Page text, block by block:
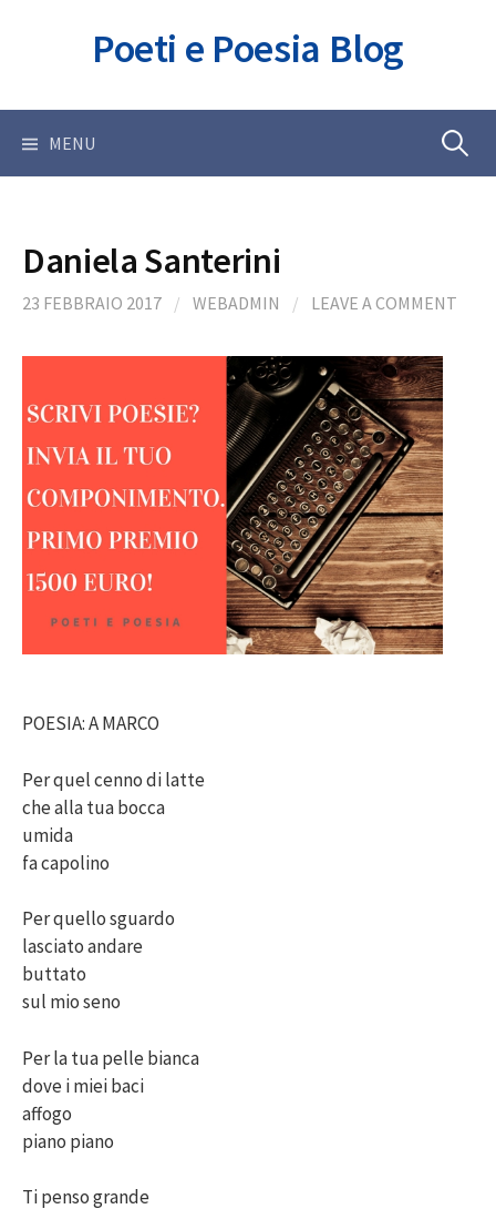
Poeti e Poesia Blog
MENU Ricerca
Daniela Santerini
23 FEBBRAIO 2017 / WEBADMIN / LEAVE A COMMENT
POESIA: A MARCO
Per quel cenno di latte
che alla tua bocca
umida
fa capolino
Per quello sguardo
lasciato andare
buttato
sul mio seno
Per la tua pelle bianca
dove i miei baci
affogo
piano piano
Ti penso grande